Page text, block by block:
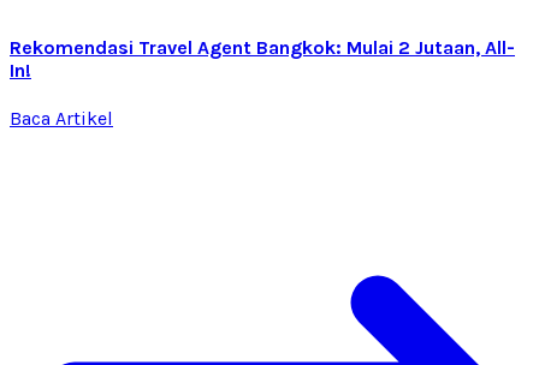
Rekomendasi Travel Agent Bangkok: Mulai 2 Jutaan, All-
In!
Baca Artikel